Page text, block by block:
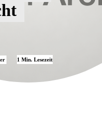
1 Min. Lesezeit